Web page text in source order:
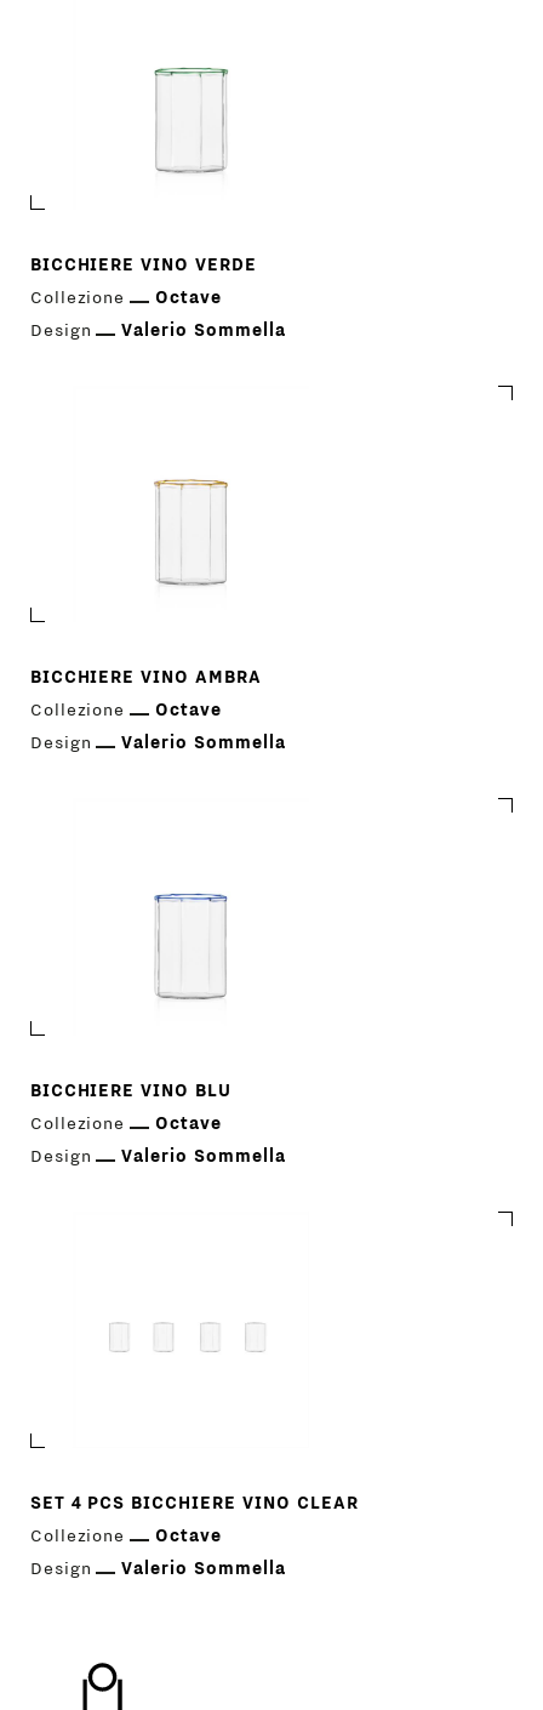
BICCHIERE VINO VERDE
Collezione
Octave
Design
Valerio Sommella
BICCHIERE VINO AMBRA
Collezione
Octave
Design
Valerio Sommella
BICCHIERE VINO BLU
Collezione
Octave
Design
Valerio Sommella
SET 4 PCS BICCHIERE VINO CLEAR
Collezione
Octave
Design
Valerio Sommella